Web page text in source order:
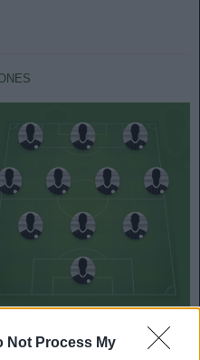
Not Process My
el viernes 29 de enero.
¿Con qué jugadores